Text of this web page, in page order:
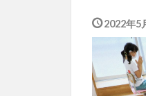
2022年5